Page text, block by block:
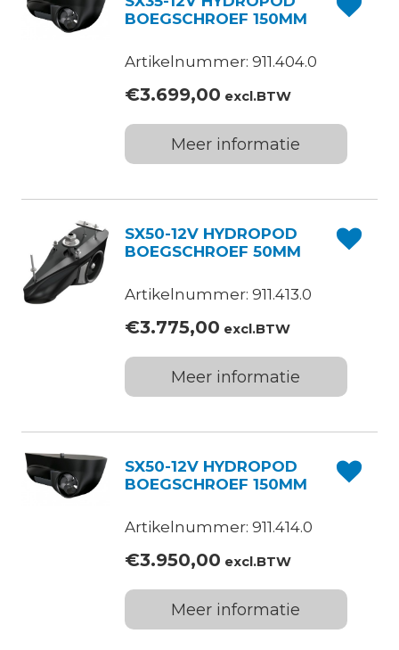
BOEGSCHROEF 150MM
Artikelnummer: 911.404.0
€3.699,00 excl.BTW
Meer informatie
SX50-12V HYDROPOD
BOEGSCHROEF 50MM
Artikelnummer: 911.413.0
€3.775,00 excl.BTW
Meer informatie
SX50-12V HYDROPOD
BOEGSCHROEF 150MM
Artikelnummer: 911.414.0
€3.950,00 excl.BTW
Meer informatie